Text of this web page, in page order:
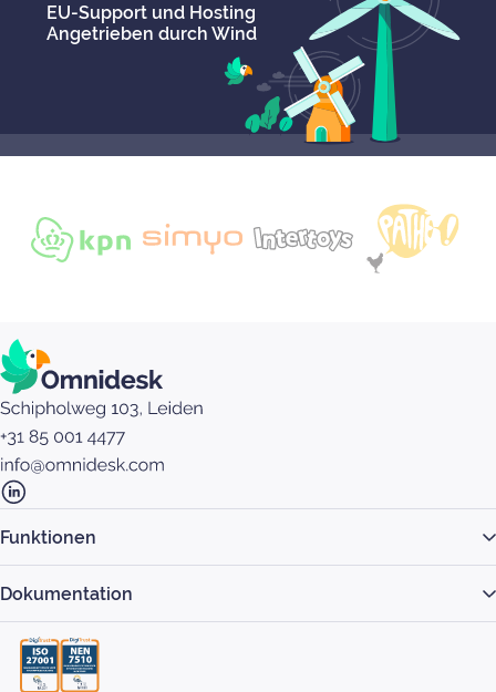
EU-Support und Hosting
Angetrieben durch Wind
Funktionen
Dokumentation